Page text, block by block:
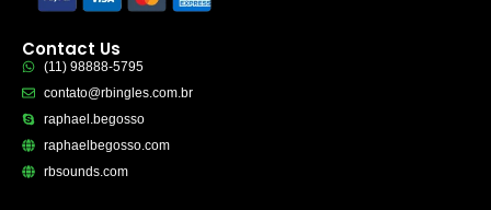
SMUG | TAKE IT DOWN | BOUNDARIES |
Inglês com Stranger Things FORLORN |
XMAS - SUPER | BROKE | LOOK BAD - Ingês
Contact Us
(11) 98888-5795
contato@rbingles.com.br
raphael.begosso
raphaelbegosso.com
rbsounds.com